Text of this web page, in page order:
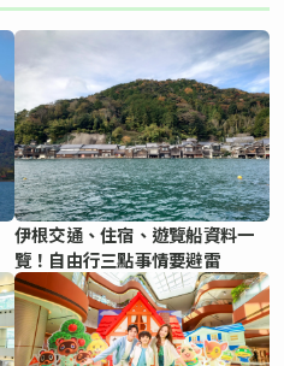
伊根交通、住宿、遊覽船資料一
覽！自由行三點事情要避雷